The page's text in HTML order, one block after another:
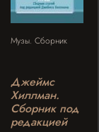
Музы. Сборник
Джеймс
Хиллман.
Cборник под
редакцией